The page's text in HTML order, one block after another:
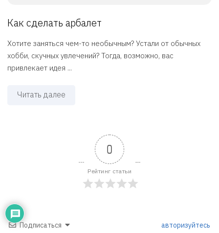
Как сделать арбалет
Хотите заняться чем-то необычным? Устали от обычных
хобби, скучных увлечений? Тогда, возможно, вас
привлекает идея ...
Читать далее
0
Рейтинг статьи
Подписаться авторизуйтесь